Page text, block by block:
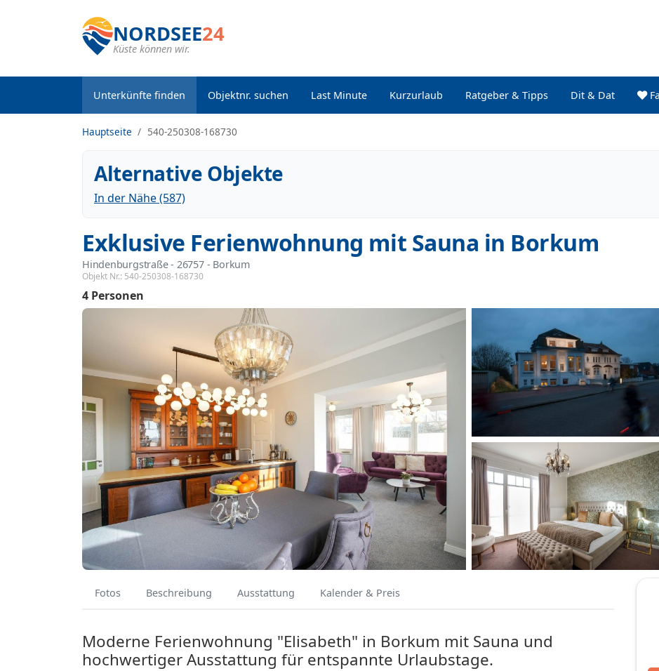
NORDSEE24
Küste können wir.
Unterkünfte finden Objektnr. suchen Last Minute Kurzurlaub Ratgeber & Tipps Dit & Dat
Hauptseite 540-250308-168730
Alternative Objekte
In der Nähe (587)
Exklusive Ferienwohnung mit Sauna in Borkum
Hindenburgstraße - 26757 - Borkum
Objekt Nr.: 540-250308-168730
4 Personen
Fotos Beschreibung Ausstattung Kalender & Preis
Moderne Ferienwohnung "Elisabeth" in Borkum mit Sauna und
hochwertiger Ausstattung für entspannte Urlaubstage.